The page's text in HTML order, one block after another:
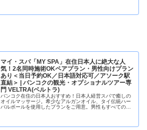
マイ・スパ「MY SPA」在住日本人に絶大な人
気！2名同時施術OKペアプラン・男性向けプラン
あり＜当日予約OK／日本語対応可／アソーク駅
直結＞ | バンコクの観光・オプショナルツアー専
門 VELTRA(ベルトラ)
バンコク在住の日本人おすすめ！日本人経営スパで癒しの
オイルマッサージ。希少なアルガンオイル、タイ伝統ハー
バルボールを使用したプランをご用意。男性もすべてのプ